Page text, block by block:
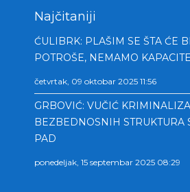
Najčitaniji
ĆULIBRK: PLAŠIM SE ŠTA ĆE
POTROŠE, NEMAMO
četvrtak, 09 oktobar 2025 11:56
GRBOVIĆ: VUČIĆ
BEZBEDNOSNIH STRUKTURA
PAD
ponedeljak, 15 septembar 2025 08:29